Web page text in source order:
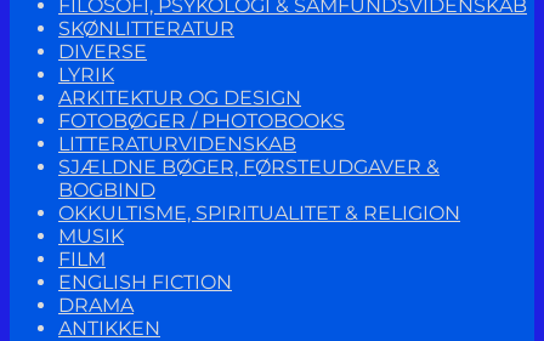
FILOSOFI, PSYKOLOGI & SAMFUNDSVIDENSKAB
SKØNLITTERATUR
DIVERSE
LYRIK
ARKITEKTUR OG DESIGN
FOTOBØGER / PHOTOBOOKS
LITTERATURVIDENSKAB
SJÆLDNE BØGER, FØRSTEUDGAVER &
BOGBIND
OKKULTISME, SPIRITUALITET & RELIGION
MUSIK
FILM
ENGLISH FICTION
DRAMA
ANTIKKEN